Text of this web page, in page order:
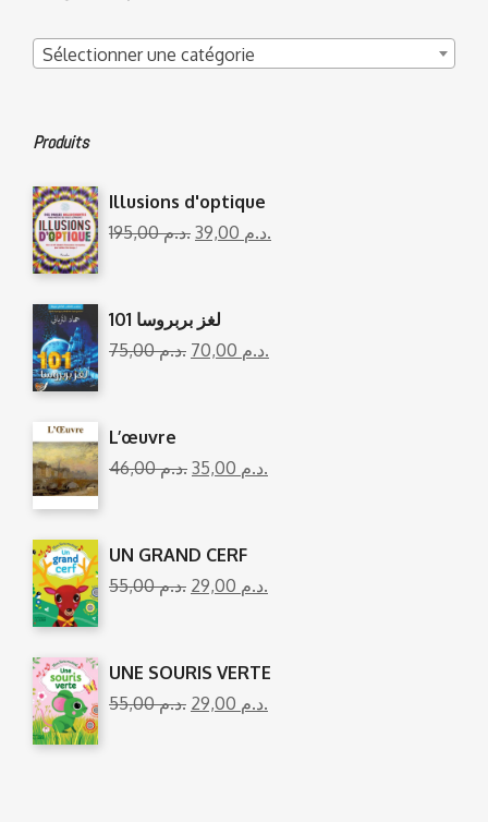
Sélectionner une catégorie
Produits
Illusions d'optique
195,00
د.م. 39,00 د.م.
101 لغز بربروسا
75,00
د.م. 70,00 د.م.
L’œuvre
46,00
د.م. 35,00 د.م.
UN GRAND CERF
55,00
د.م. 29,00 د.م.
UNE SOURIS VERTE
55,00
د.م. 29,00 د.م.